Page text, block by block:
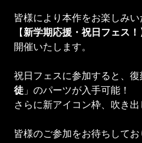
皆様により本作をお楽しみい
【新学期応援・祝日フェス ！
開催いたします。
祝日フェスに参加すると、
徒 」のパーツが入手可能！
さらに新アイコン枠、吹き出
皆様のご参加をお待ちしてお